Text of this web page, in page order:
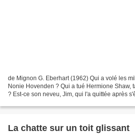
de Mignon G. Eberhart (1962) Qui a volé les
Nonie Hovenden ? Qui a tué Hermione Shaw,
? Est-ce son neveu, Jim, qui l'a quittée après
La chatte sur un toit glissant